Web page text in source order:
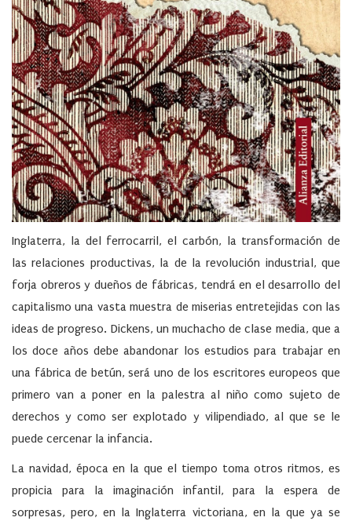
Inglaterra, la del ferrocarril, el carbón, la transformación de
las relaciones productivas, la de la revolución industrial, que
forja obreros y dueños de fábricas, tendrá en el desarrollo del
capitalismo una vasta muestra de miserias entretejidas con las
ideas de progreso. Dickens, un muchacho de clase media, que a
los doce años debe abandonar los estudios para trabajar en
una fábrica de betún, será uno de los escritores europeos que
primero van a poner en la palestra al niño como sujeto de
derechos y como ser explotado y vilipendiado, al que se le
puede cercenar la infancia.
La navidad, época en la que el tiempo toma otros ritmos, es
propicia para la imaginación infantil, para la espera de
sorpresas, pero, en la Inglaterra victoriana, en la que ya se